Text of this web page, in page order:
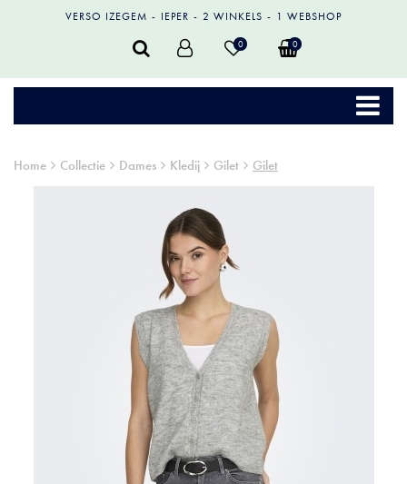
VERSO IZEGEM IEPER 2 WINKELS 1 WEBSHOP
0 0
Home Collectie Dames Kledij Gilet Gilet